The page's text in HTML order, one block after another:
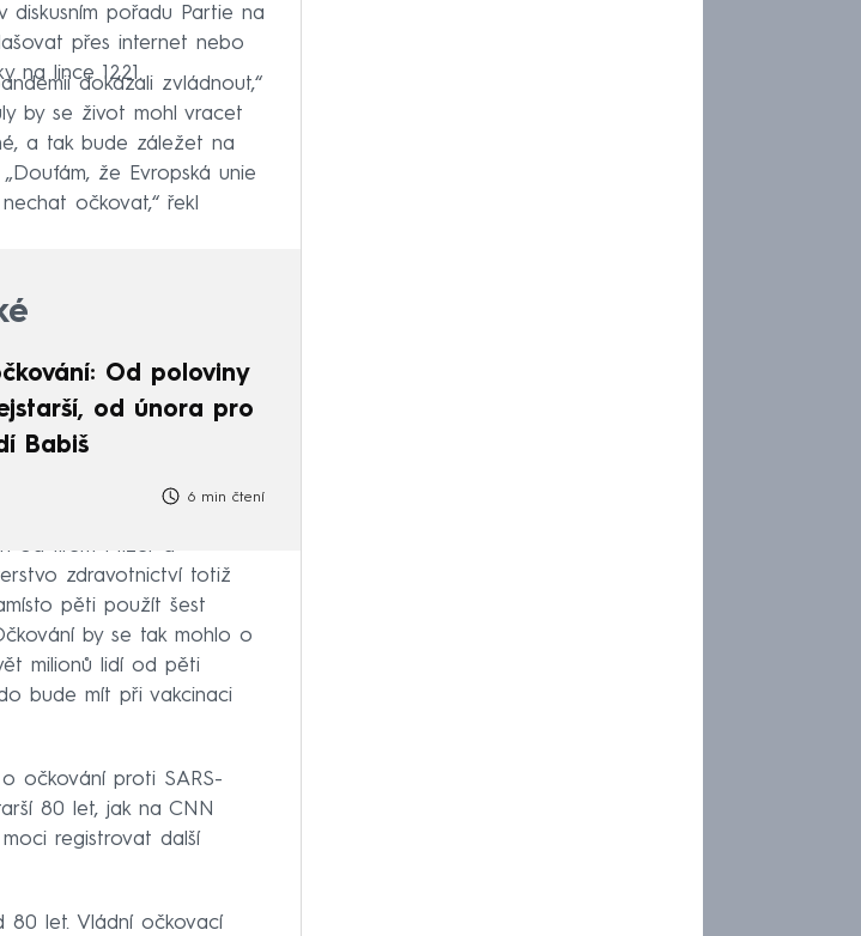
diskusním pořadu Partie na
přes internet nebo
na lince 1221.
dokázali zvládnout,“
by se život mohl vracet
a tak bude záležet na
že Evropská unie
očkovat,“ řekl
Od poloviny
od února pro
Babiš
6 min čtení
od firem Pfizer a
zdravotnictví totiž
pěti použít šest
by se tak mohlo o
milionů lidí od pěti
bude mít při vakcinaci
očkování proti SARS-
80 let, jak na CNN
registrovat další
80 let. Vládní očkovací